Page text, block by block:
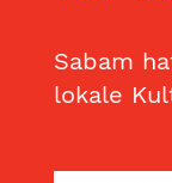
Sabam
lokale